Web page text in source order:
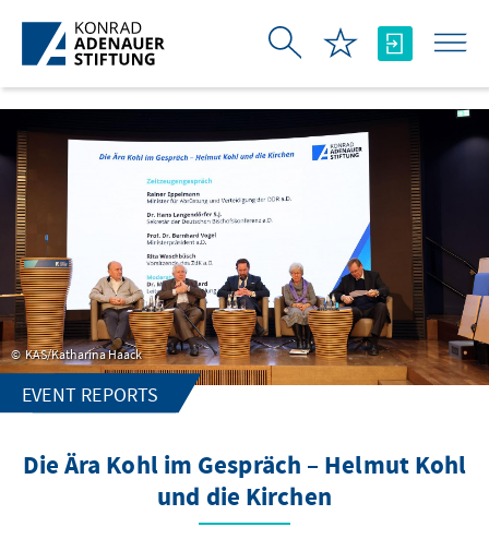
Skip to Main Content
KAS/Katharina Haack
EVENT REPORTS
Die Ära Kohl im Gespräch – Helmut Kohl
und die Kirchen